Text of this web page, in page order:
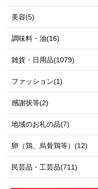
美容(5)
調味料・油(16)
雑貨・日用品(1079)
ファッション(1)
感謝状等(2)
地域のお礼の品(7)
卵（鶏、烏骨鶏等）(12)
民芸品・工芸品(711)